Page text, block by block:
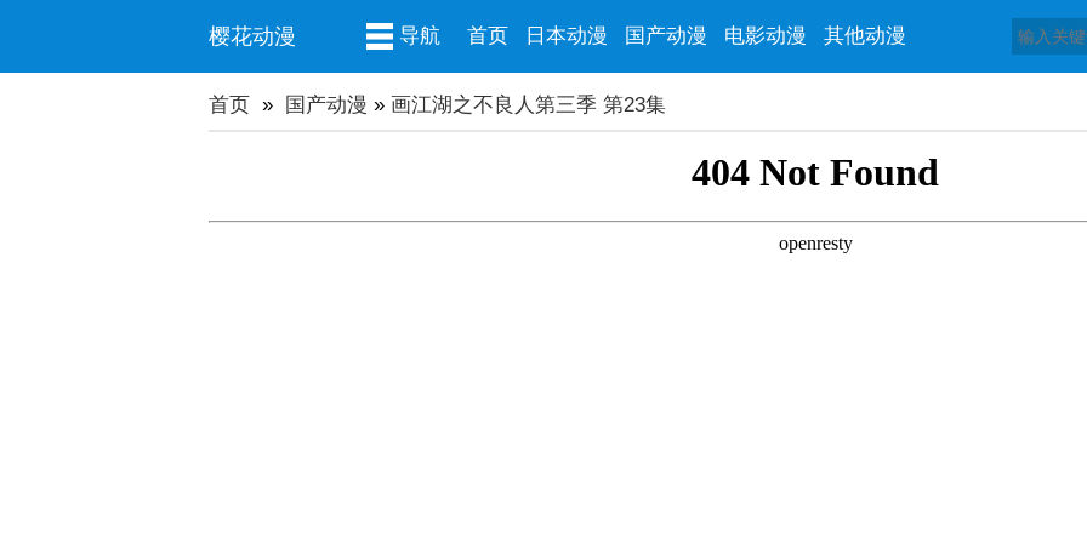
樱花动漫 导航 首页 日本动漫 国产动漫 电影动漫 其他动漫
首页 » 国产动漫 » 画江湖之不良人第三季 第23集